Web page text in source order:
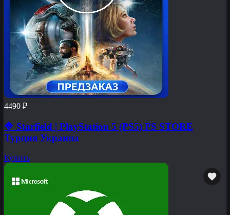
4490 ₽
🔷 Starfield | PlayStation 5 (PS5) PS STORE
Турция Украина
Купить